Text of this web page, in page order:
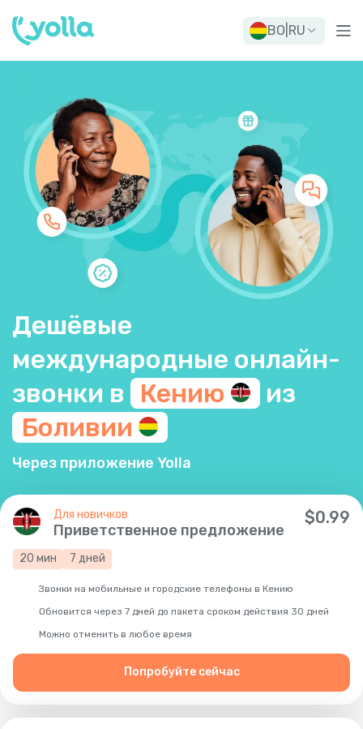
BO RU
Дешёвые
международные онлайн-
звонки в
Кению
из
Боливии
Через приложение Yolla
Для новичков
Приветственное предложение
$0.99
20 мин 7 дней
Звонки на мобильные и городские телефоны в Кению
Обновится через 7 дней до пакета сроком действия 30 дней
Можно отменить в любое время
Попробуйте сейчас